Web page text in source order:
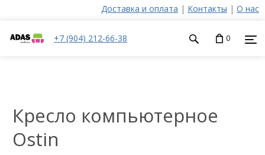
Доставка и оплата | Контакты | О нас
+7 (904) 212-66-38 0
Кресло компьютерное
Ostin